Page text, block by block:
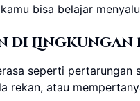
bisa belajar
di
seperti
rekan, atau